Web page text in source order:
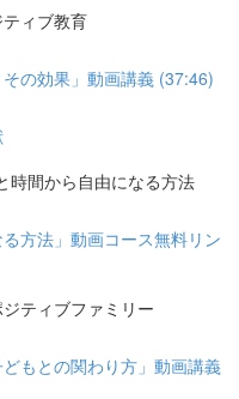
ィブ教育
その効果」動画講義 (37:46)
時間から自由になる方法
方法」動画コース無料リン
ティブファミリー
どもとの関わり方」動画講義